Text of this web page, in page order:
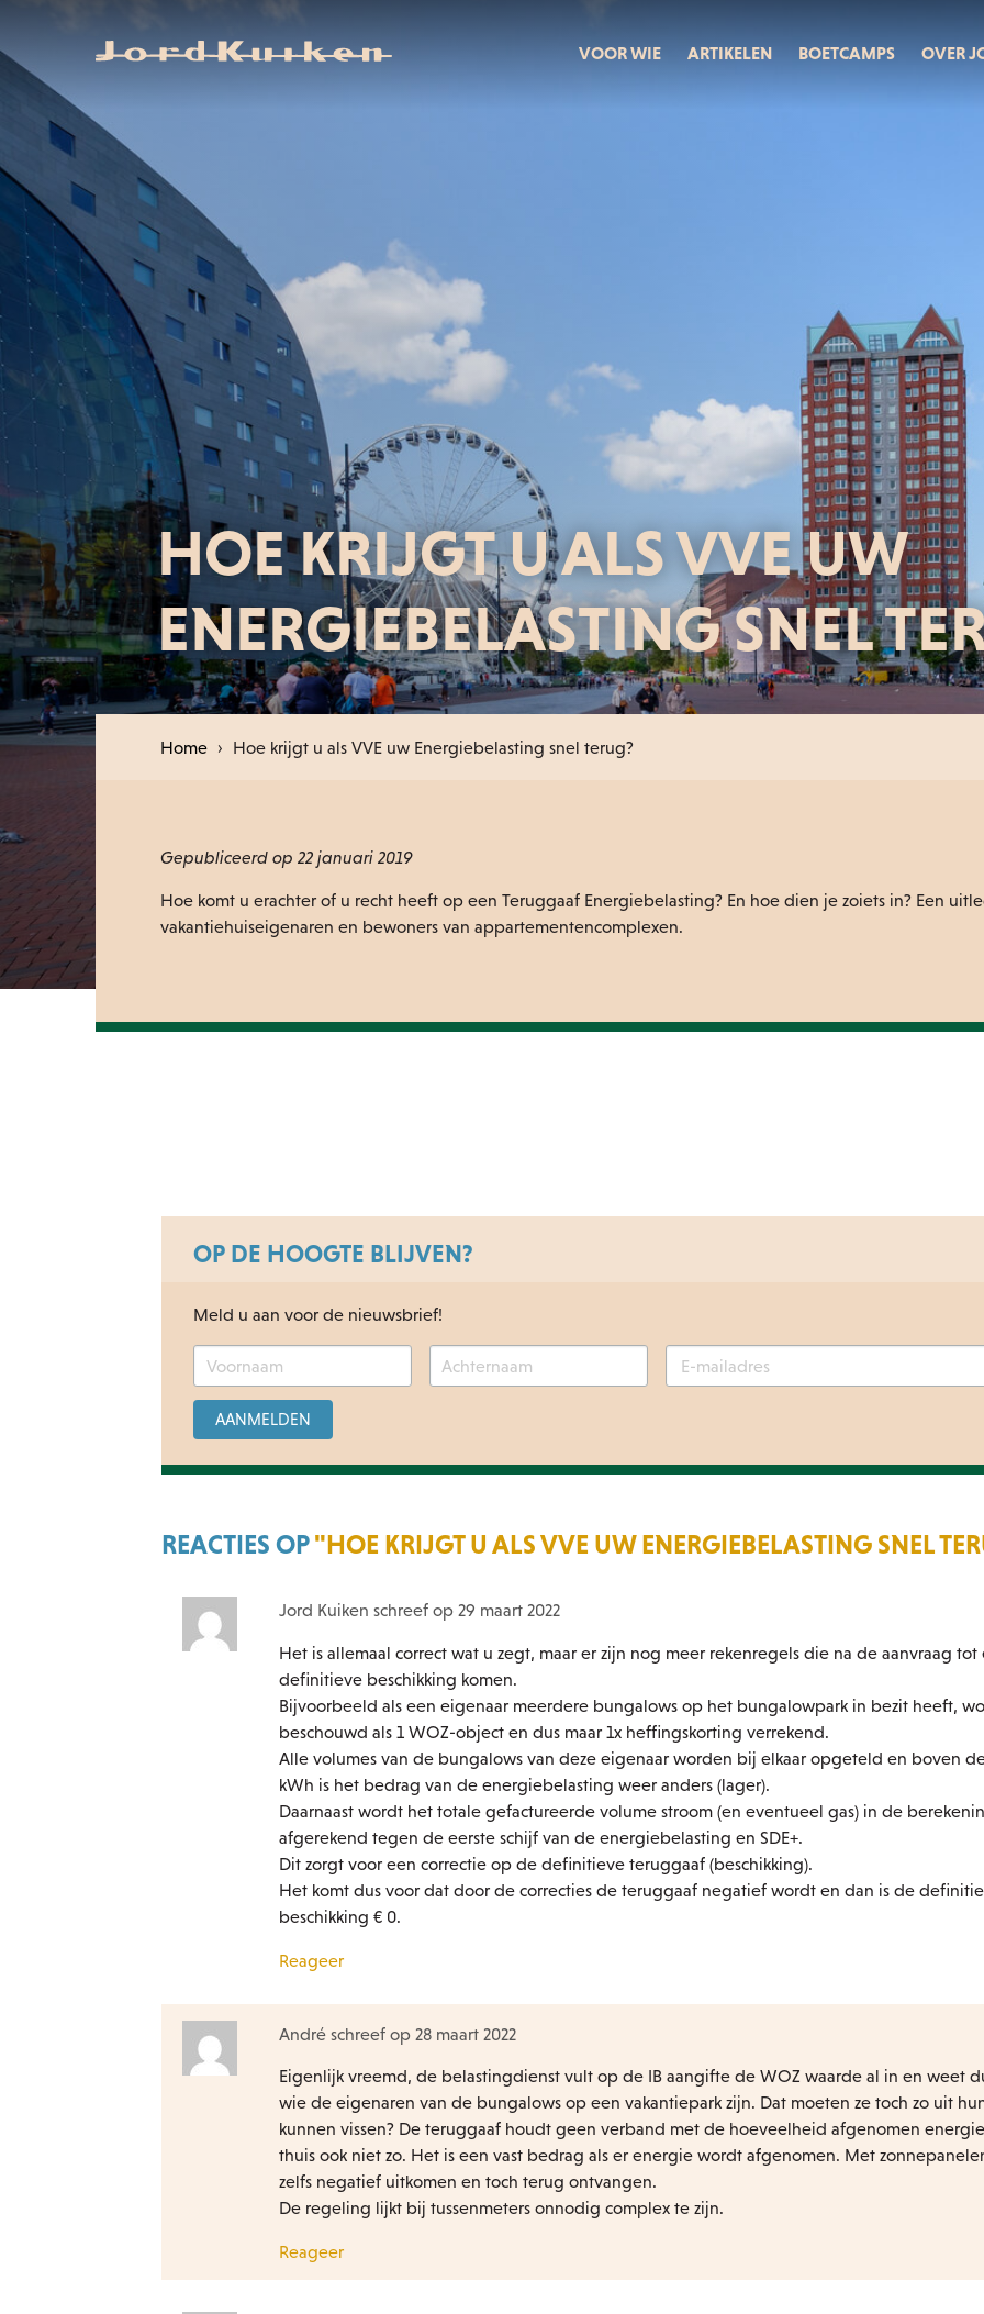
VOOR WIE ARTIKELEN BOETCAMPS OVER
HOE KRIJGT U ALS VVE UW
ENERGIEBELASTING SNEL
Home › Hoe krijgt u als VVE uw Energiebelasting snel terug?
Gepubliceerd op 22 januari 2019
Hoe komt u erachter of u recht heeft op een Teruggaaf Energiebelasting? En hoe dien je zoiets in? Een
vakantiehuiseigenaren en bewoners van appartementencomplexen.
OP DE HOOGTE BLIJVEN?
Meld u aan voor de nieuwsbrief!
REACTIES OP"HOE KRIJGT U ALS VVE UW ENERGIEBELASTING SNEL
Jord Kuiken schreef op 29 maart 2022
Het is allemaal correct wat u zegt, maar er zijn nog meer rekenregels die na de aanvraag tot
definitieve beschikking komen.
Bijvoorbeeld als een eigenaar meerdere bungalows op het bungalowpark in bezit heeft,
beschouwd als 1 WOZ-object en dus maar 1x heffingskorting verrekend.
Alle volumes van de bungalows van deze eigenaar worden bij elkaar opgeteld en boven
kWh is het bedrag van de energiebelasting weer anders (lager).
Daarnaast wordt het totale gefactureerde volume stroom (en eventueel gas) in de
afgerekend tegen de eerste schijf van de energiebelasting en SDE+.
Dit zorgt voor een correctie op de definitieve teruggaaf (beschikking).
Het komt dus voor dat door de correcties de teruggaaf negatief wordt en dan is de
beschikking € 0.
Reageer
André schreef op 28 maart 2022
Eigenlijk vreemd, de belastingdienst vult op de IB aangifte de WOZ waarde al in en weet
wie de eigenaren van de bungalows op een vakantiepark zijn. Dat moeten ze toch zo uit
kunnen vissen? De teruggaaf houdt geen verband met de hoeveelheid afgenomen
thuis ook niet zo. Het is een vast bedrag als er energie wordt afgenomen. Met
zelfs negatief uitkomen en toch terug ontvangen.
De regeling lijkt bij tussenmeters onnodig complex te zijn.
Reageer